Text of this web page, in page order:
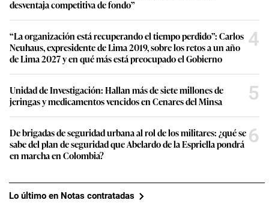
desventaja competitiva de fondo”
“La organización está recuperando el tiempo perdido”: Carlos
Neuhaus, expresidente de Lima 2019, sobre los retos a un año
de Lima 2027 y en qué más está preocupado el Gobierno
4
Unidad de Investigación: Hallan más de siete millones de
jeringas y medicamentos vencidos en Cenares del Minsa
5
De brigadas de seguridad urbana al rol de los militares: ¿qué se
sabe del plan de seguridad que Abelardo de la Espriella pondrá
en marcha en Colombia?
6
Lo último en Notas contratadas